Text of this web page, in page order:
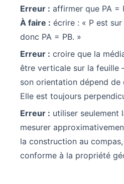
Erreur : affirmer que PA
À faire : écrire : « P est
donc PA = PB. »
Erreur : croire que la
être verticale sur la feuille
son orientation dépend de
Elle est toujours
Erreur : utiliser seulement
mesurer
la construction au
conforme à la propriété